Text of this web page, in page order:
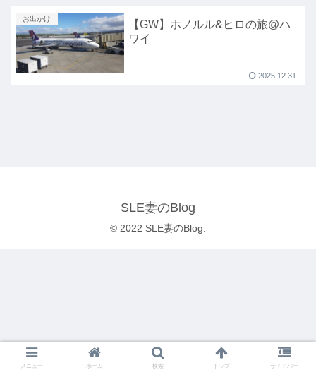
お出かけ
【GW】ホノルル&ヒロの旅@ハ
ワイ
2025.12.31
SLE妻のBlog
© 2022 SLE妻のBlog.
メニュー ホーム 検索 トップ サイドバー